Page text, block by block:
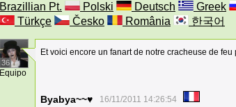
Brazillian Pt.
Polski Deutsch Greek
Türkçe
Česko România 한국어
36
Equipo
Et voici encore un fanart de notre cracheuse de feu
Byabya~~♥ 16/11/2011 14:26:54